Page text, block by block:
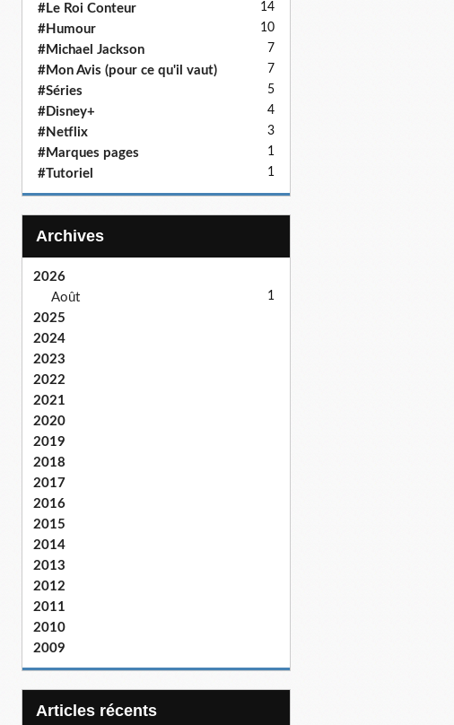
#Le Roi Conteur 14
#Humour 10
#Michael Jackson 7
#Mon Avis (pour ce qu'il vaut) 7
#Séries 5
#Disney+ 4
#Netflix 3
#Marques pages 1
#Tutoriel 1
Archives
2026
Août
1
2025
2024
2023
2022
2021
2020
2019
2018
2017
2016
2015
2014
2013
2012
2011
2010
2009
articles récents